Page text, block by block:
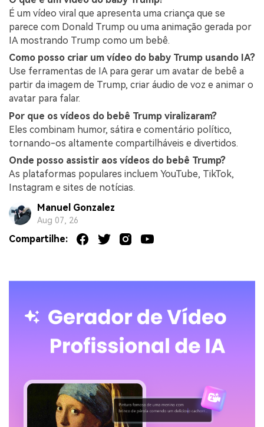
É um vídeo viral que apresenta uma criança que se
parece com Donald Trump ou uma animação gerada por
IA mostrando Trump como um bebê.
Como posso criar um vídeo do baby Trump usando IA?
Use ferramentas de IA para gerar um avatar de bebê a
partir da imagem de Trump, criar áudio de voz e animar o
avatar para falar.
Por que os vídeos do bebê Trump viralizaram?
Eles combinam humor, sátira e comentário político,
tornando-os altamente compartilháveis e divertidos.
Onde posso assistir aos vídeos do bebê Trump?
As plataformas populares incluem YouTube, TikTok,
Instagram e sites de notícias.
Manuel Gonzalez
Aug 07, 26
Compartilhe: